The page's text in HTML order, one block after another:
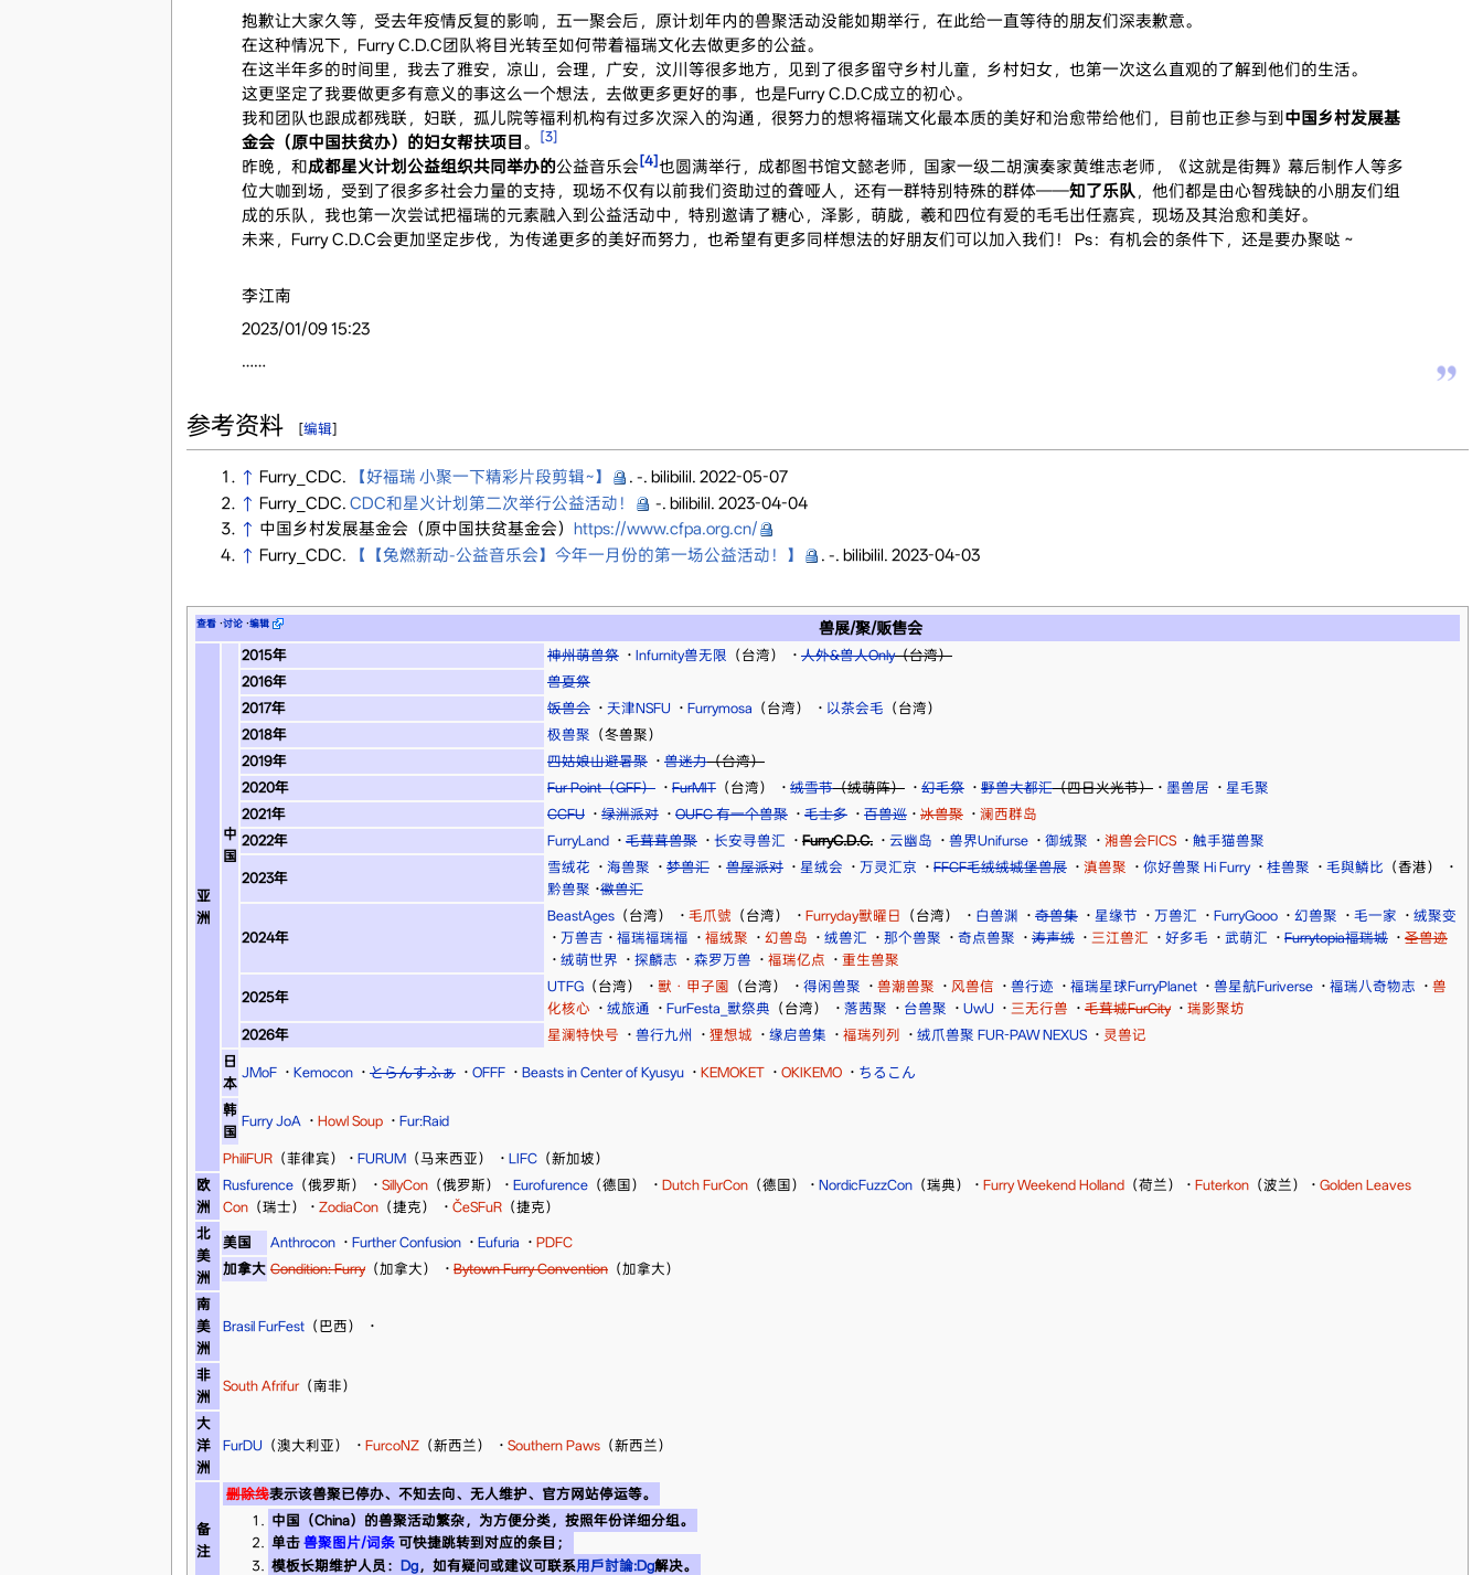
抱歉让大家久等，受去年疫情反复的影响，五一聚会后，原计划年内的兽聚活动没能如期举行，在此给一直等待的朋友们深表歉意。
在这种情况下，Furry C.D.C团队将目光转至如何带着福瑞文化去做更多的公益。
在这半年多的时间里，我去了雅安，凉山，会理，广安，汶川等很多地方，见到了很多留守乡村儿童，乡村妇女，也第一次这么直观的了解到他们的生活。
这更坚定了我要做更多有意义的事这么一个想法，去做更多更好的事，也是Furry C.D.C成立的初心。
我和团队也跟成都残联，妇联，孤儿院等福利机构有过多次深入的沟通，很努力的想将福瑞文化最本质的美好和治愈带给他们，目前也正参与到 中国乡村发展基
金会（原中国扶贫办）的妇女帮扶项目 。 [3]
昨晚，和成都星火计划公益组织共同举办的公益音乐会[4]也圆满举行，成都图书馆文懿老师，国家一级二胡演奏家黄维志老师，《这就是街舞》幕后制作人等多
位大咖到场，受到了很多多社会力量的支持，现场不仅有以前我们资助过的聋哑人，还有一群特别特殊的群体——知了乐队，他们都是由心智残缺的小朋友们组
成的乐队，我也第一次尝试把福瑞的元素融入到公益活动中，特别邀请了糖心，泽影，萌胧，羲和四位有爱的毛毛出任嘉宾，现场及其治愈和美好。
未来，Furry C.D.C会更加坚定步伐，为传递更多的美好而努力，也希望有更多同样想法的好朋友们可以加入我们！ Ps：有机会的条件下，还是要办聚哒～
李江南
2023/01/09 15:23
……
参考资料 [编辑]
↑ Furry_CDC. 【好福瑞 小聚一下精彩片段剪辑~】
. -. bilibilil. 2022-05-07
↑ Furry_CDC. CDC和星火计划第二次举行公益活动！
-. bilibilil. 2023-04-04
↑ 中国乡村发展基金会（原中国扶贫基金会） https://www.cfpa.org.cn/
↑ Furry_CDC. 【【兔燃新动-公益音乐会】今年一月份的第一场公益活动！】 . -. bilibilil. 2023-04-03
查看·讨论·编辑 兽展/聚/贩售会
亚
洲
中
国
2015年 神州萌兽祭 · Infurnity兽无限 （台湾） · 人外&兽人Only（台湾）
2016年
兽夏祭
2017年
饭兽会 · 天津NSFU · Furrymosa （台湾） · 以茶会毛 （台湾）
2018年
极兽聚 （冬兽聚）
2019年
四姑娘山避暑聚 · 兽迷力（台湾）
2020年
Fur Point（GFF） · FurMIT（台湾） · 绒雪节（绒萌阵） · 幻毛祭 · 野兽大都汇（四日火光节）· 墨兽居 · 星毛聚
2021年
CCFU · 绿洲派对 · OUFC 有一个兽聚 · 毛士多 · 百兽巡· 冰兽聚 · 澜西群岛
2022年
FurryLand · 毛茸茸兽聚 · 长安寻兽汇 · FurryC.D.C. · 云幽岛 · 兽界Unifurse · 御绒聚 · 湘兽会FICS · 触手猫兽聚
2023年
雪绒花 · 海兽聚 · 梦兽汇 · 兽屋派对 · 星绒会 · 万灵汇京 · FFCF毛绒绒城堡兽展 · 滇兽聚 · 你好兽聚 Hi Furry · 桂兽聚 · 毛與鱗比 （香港）
·
黔兽聚 ·徽兽汇
2024年
BeastAges（台湾） · 毛爪號 （台湾） · Furryday獸曜日 （台湾） · 白兽渊 · 奇兽集 · 星缘节 · 万兽汇 · FurryGooo · 幻兽聚 · 毛一家 · 绒聚变
· 万兽吉 · 福瑞福瑞福 · 福绒聚 · 幻兽岛 · 绒兽汇 · 那个兽聚 · 奇点兽聚 · 涛声绒 · 三江兽汇 · 好多毛 · 武萌汇 · Furrytopia福瑞城 · 圣兽迹
· 绒萌世界 · 探麟志 · 森罗万兽 · 福瑞亿点 · 重生兽聚
2025年
UTFG（台湾） · 獸・甲子園 （台湾） · 得闲兽聚 · 兽潮兽聚 · 风兽信 · 兽行迹 · 福瑞星球FurryPlanet · 兽星航Furiverse · 福瑞八奇物志 · 兽
化核心 · 绒旅通 · FurFesta_獸祭典 （台湾） · 落茜聚 · 台兽聚 · UwU · 三无行兽 · 毛茸城FurCity · 瑞影聚坊
2026年
星澜特快号 · 兽行九州 · 狸想城 · 缘启兽集 · 福瑞列列 · 绒爪兽聚 FUR-PAW NEXUS · 灵兽记
日
本
JMoF · Kemocon · とらんすふぁ · OFFF · Beasts in Center of Kyusyu · KEMOKET · OKIKEMO · ちるこん
韩
国
Furry JoA · Howl Soup · Fur:Raid
PhiliFUR（菲律宾） · FURUM（马来西亚） · LIFC（新加坡）
欧
洲
Rusfurence（俄罗斯） · SillyCon（俄罗斯） · Eurofurence（德国） · Dutch FurCon（德国） · NordicFuzzCon（瑞典） · Furry Weekend Holland（荷兰） · Futerkon（波兰） · Golden Leaves
Con（瑞士） · ZodiaCon（捷克） · ČeSFuR（捷克）
北
美
洲
美国 Anthrocon · Further Confusion · Eufuria · PDFC
加拿大 Condition: Furry（加拿大） · Bytown Furry Convention（加拿大）
南
美
洲
Brasil FurFest（巴西） ·
非
洲
South Afrifur（南非）
大
洋
洲
FurDU （澳大利亚） · FurcoNZ（新西兰） · Southern Paws（新西兰）
备
注
删除线表示该兽聚已停办、不知去向、无人维护、官方网站停运等。
中国（China）的兽聚活动繁杂，为方便分类，按照年份详细分组。
单击 兽聚图片/词条 可快捷跳转到对应的条目；
模板长期维护人员： Dg ，如有疑问或建议可联系用戶討論:Dg解决。